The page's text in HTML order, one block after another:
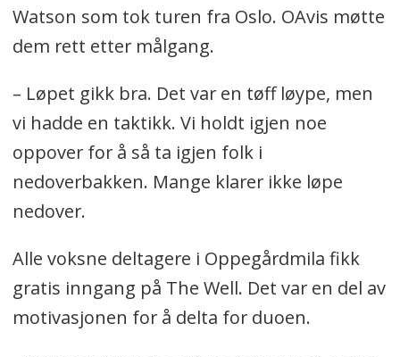
Watson som tok turen fra Oslo. OAvis møtte
dem rett etter målgang.
– Løpet gikk bra. Det var en tøff løype, men
vi hadde en taktikk. Vi holdt igjen noe
oppover for å så ta igjen folk i
nedoverbakken. Mange klarer ikke løpe
nedover.
Alle voksne deltagere i Oppegårdmila fikk
gratis inngang på The Well. Det var en del av
motivasjonen for å delta for duoen.